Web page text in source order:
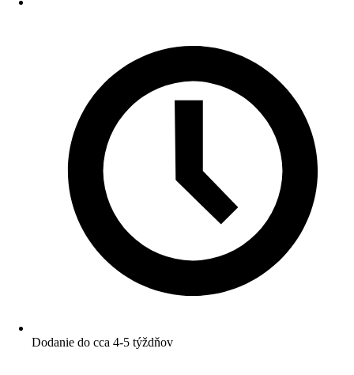
Dodanie do cca 4-5 týždňov